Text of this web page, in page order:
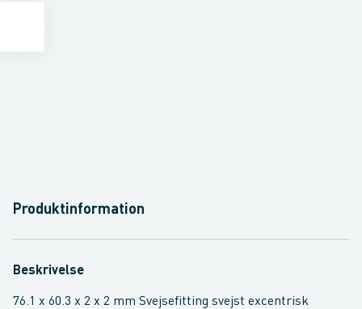
Produktinformation
Beskrivelse
76.1 x 60.3 x 2 x 2 mm Svejsefitting svejst excentrisk